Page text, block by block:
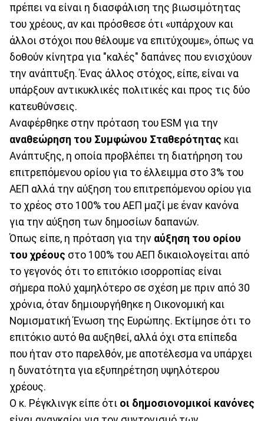
πρέπει να είναι η διασφάλιση της βιωσιμότητας
του χρέους, αν και πρόσθεσε ότι «υπάρχουν και
άλλοι στόχοι που θέλουμε να επιτύχουμε», όπως να
δοθούν κίνητρα για "καλές" δαπάνες που ενισχύουν
την ανάπτυξη. Ένας άλλος στόχος, είπε, είναι να
υπάρξουν αντικυκλικές πολιτικές και προς τις δύο
κατευθύνσεις.
Αναφέρθηκε στην πρόταση του ESM για την
αναθεώρηση του Συμφώνου Σταθερότητας και
Ανάπτυξης, η οποία προβλέπει τη διατήρηση του
επιτρεπόμενου ορίου για το έλλειμμα στο 3% του
ΑΕΠ αλλά την αύξηση του επιτρεπόμενου ορίου για
το χρέος στο 100% του ΑΕΠ μαζί με έναν κανόνα
για την αύξηση των δημοσίων δαπανών.
Όπως είπε, η πρόταση για την αύξηση του ορίου
του χρέους στο 100% του ΑΕΠ δικαιολογείται από
το γεγονός ότι το επιτόκιο ισορροπίας είναι
σήμερα πολύ χαμηλότερο σε σχέση με πριν από 30
χρόνια, όταν δημιουργήθηκε η Οικονομική και
Νομισματική Ένωση της Ευρώπης. Εκτίμησε ότι το
επιτόκιο αυτό θα αυξηθεί, αλλά όχι στα επίπεδα
που ήταν στο παρελθόν, με αποτέλεσμα να υπάρχει
η δυνατότητα για εξυπηρέτηση υψηλότερου
χρέους.
Ο κ. Ρέγκλινγκ είπε ότι οι δημοσιονομικοί κανόνες